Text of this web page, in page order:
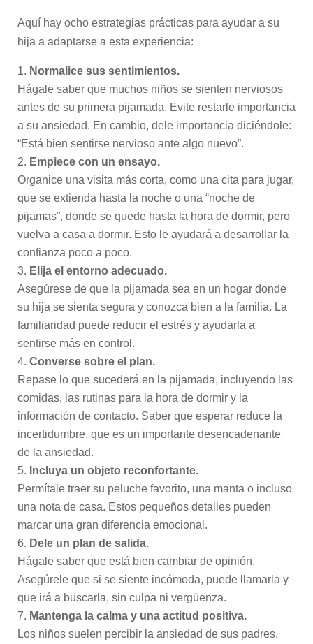
Aquí hay ocho estrategias prácticas para ayudar a su
hija a adaptarse a esta experiencia:
Normalice sus sentimientos.
Hágale saber que muchos niños se sienten nerviosos
antes de su primera pijamada. Evite restarle importancia
a su ansiedad. En cambio, dele importancia diciéndole:
“Está bien sentirse nervioso ante algo nuevo”.
Empiece con un ensayo.
Organice una visita más corta, como una cita para jugar,
que se extienda hasta la noche o una “noche de
pijamas”, donde se quede hasta la hora de dormir, pero
vuelva a casa a dormir. Esto le ayudará a desarrollar la
confianza poco a poco.
Elija el entorno adecuado.
Asegúrese de que la pijamada sea en un hogar donde
su hija se sienta segura y conozca bien a la familia. La
familiaridad puede reducir el estrés y ayudarla a
sentirse más en control.
Converse sobre el plan.
Repase lo que sucederá en la pijamada, incluyendo las
comidas, las rutinas para la hora de dormir y la
información de contacto. Saber que esperar reduce la
incertidumbre, que es un importante desencadenante
de la ansiedad.
Incluya un objeto reconfortante.
Permítale traer su peluche favorito, una manta o incluso
una nota de casa. Estos pequeños detalles pueden
marcar una gran diferencia emocional.
Dele un plan de salida.
Hágale saber que está bien cambiar de opinión.
Asegúrele que si se siente incómoda, puede llamarla y
que irá a buscarla, sin culpa ni vergüenza.
Mantenga la calma y una actitud positiva.
Los niños suelen percibir la ansiedad de sus padres.